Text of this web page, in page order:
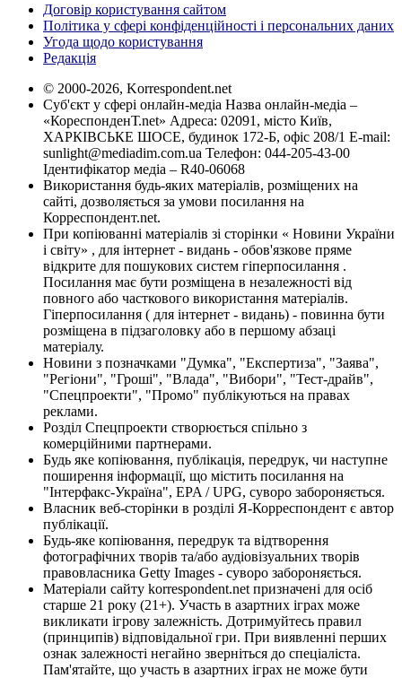
Договір користування сайтом
Політика у сфері конфіденційності і персональних даних
Угода щодо користування
Редакція
© 2000-2026, Korrespondent.net
Суб'єкт у сфері онлайн-медіа Назва онлайн-медіа –
«КореспонденТ.net» Адреса: 02091, місто Київ,
ХАРКІВСЬКЕ ШОСЕ, будинок 172-Б, офіс 208/1 E-mail:
sunlight@mediadim.com.ua Телефон: 044-205-43-00
Ідентифікатор медіа – R40-06068
Використання будь-яких матеріалів, розміщених на
сайті, дозволяється за умови посилання на
Корреспондент.net.
При копіюванні матеріалів зі сторінки « Новини України
і світу» , для інтернет - видань - обов'язкове пряме
відкрите для пошукових систем гіперпосилання .
Посилання має бути розміщена в незалежності від
повного або часткового використання матеріалів.
Гіперпосилання ( для інтернет - видань) - повинна бути
розміщена в підзаголовку або в першому абзаці
матеріалу.
Новини з позначками "Думка", "Експертиза", "Заява",
"Регіони", "Гроші", "Влада", "Вибори", "Тест-драйв",
"Спецпроекти", "Промо" публікуються на правах
реклами.
Розділ Спецпроекти створюється спільно з
комерційними партнерами.
Будь яке копіювання, публікація, передрук, чи наступне
поширення інформації, що містить посилання на
"Інтерфакс-Україна", EPA / UPG, суворо забороняється.
Власник веб-сторінки в розділі Я-Корреспондент є автор
публікації.
Будь-яке копіювання, передрук та відтворення
фотографічних творів та/або аудіовізуальних творів
правовласника Getty Images - суворо забороняється.
Матеріали сайту korrespondent.net призначені для осіб
старше 21 року (21+). Участь в азартних іграх може
викликати ігрову залежність. Дотримуйтесь правил
(принципів) відповідальної гри. При виявленні перших
ознак залежності негайно зверніться до спеціаліста.
Пам'ятайте, що участь в азартних іграх не може бути